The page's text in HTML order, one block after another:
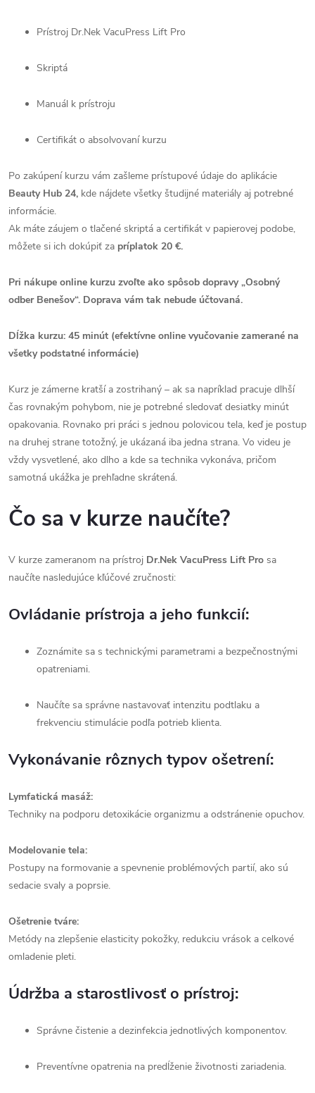
Prístroj Dr.Nek VacuPress Lift Pro
Skriptá
Manuál k prístroju
Certifikát o absolvovaní kurzu
Po zakúpení kurzu vám zašleme prístupové údaje do aplikácie
Beauty Hub 24, kde nájdete všetky študijné materiály aj potrebné
informácie.
Ak máte záujem o tlačené skriptá a certifikát v papierovej podobe,
môžete si ich dokúpiť za príplatok 20 €.
Pri nákupe online kurzu zvoľte ako spôsob dopravy „Osobný
odber Benešov“. Doprava vám tak nebude účtovaná.
Dĺžka kurzu: 45 minút (efektívne online vyučovanie zamerané na
všetky podstatné informácie)
Kurz je zámerne kratší a zostrihaný – ak sa napríklad pracuje dlhší
čas rovnakým pohybom, nie je potrebné sledovať desiatky minút
opakovania. Rovnako pri práci s jednou polovicou tela, keď je postup
na druhej strane totožný, je ukázaná iba jedna strana. Vo videu je
vždy vysvetlené, ako dlho a kde sa technika vykonáva, pričom
samotná ukážka je prehľadne skrátená.
Čo sa v kurze naučíte?
V kurze zameranom na prístroj Dr.Nek VacuPress Lift Pro sa
naučíte nasledujúce kľúčové zručnosti:
Ovládanie prístroja a jeho funkcií:
Zoznámite sa s technickými parametrami a bezpečnostnými
opatreniami.
Naučíte sa správne nastavovať intenzitu podtlaku a
frekvenciu stimulácie podľa potrieb klienta.
Vykonávanie rôznych typov ošetrení:
Lymfatická masáž:
Techniky na podporu detoxikácie organizmu a odstránenie opuchov.
Modelovanie tela:
Postupy na formovanie a spevnenie problémových partií, ako sú
sedacie svaly a poprsie.
Ošetrenie tváre:
Metódy na zlepšenie elasticity pokožky, redukciu vrások a celkové
omladenie pleti.
Údržba a starostlivosť o prístroj:
Správne čistenie a dezinfekcia jednotlivých komponentov.
Preventívne opatrenia na predĺženie životnosti zariadenia.